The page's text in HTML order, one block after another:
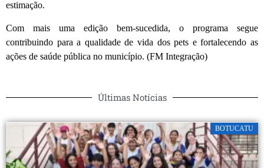
estimação.
Com mais uma edição bem-sucedida, o programa segue
contribuindo para a qualidade de vida dos pets e fortalecendo as
ações de saúde pública no município. (FM Integração)
Últimas Notícias
BOTUCATU